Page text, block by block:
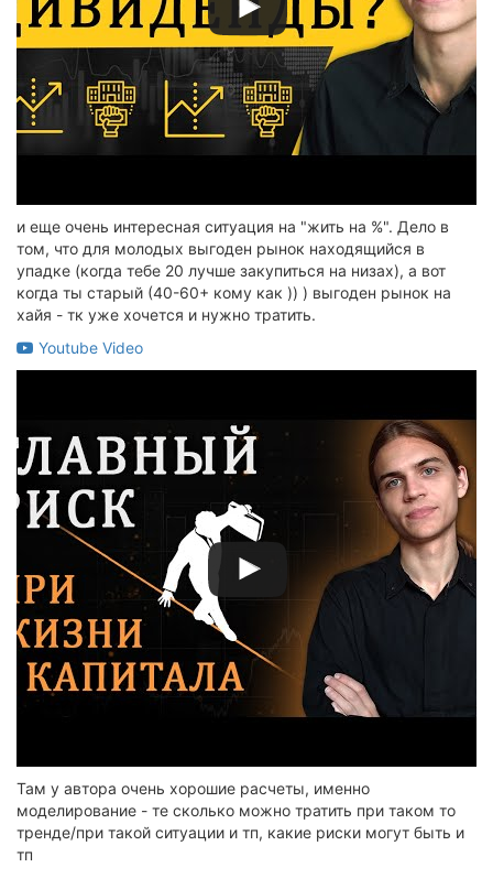
и еще очень интересная ситуация на "жить на %". Дело в
том, что для молодых выгоден рынок находящийся в
упадке (когда тебе 20 лучше закупиться на низах), а вот
когда ты старый (40-60+ кому как )) ) выгоден рынок на
хайя - тк уже хочется и нужно тратить.
Youtube Video
Там у автора очень хорошие расчеты, именно
моделирование - те сколько можно тратить при таком то
тренде/при такой ситуации и тп, какие риски могут быть и
тп